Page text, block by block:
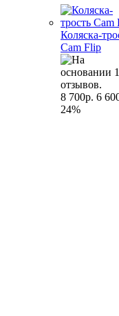
Коляска-
Cam Flip
8 700р. 6
24%